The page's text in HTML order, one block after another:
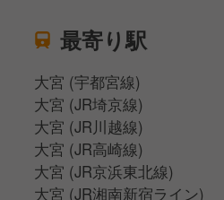
最寄り駅
大宮 (宇都宮線)
大宮 (JR埼京線)
大宮 (JR川越線)
大宮 (JR高崎線)
大宮 (JR京浜東北線)
大宮 (JR湘南新宿ライン)